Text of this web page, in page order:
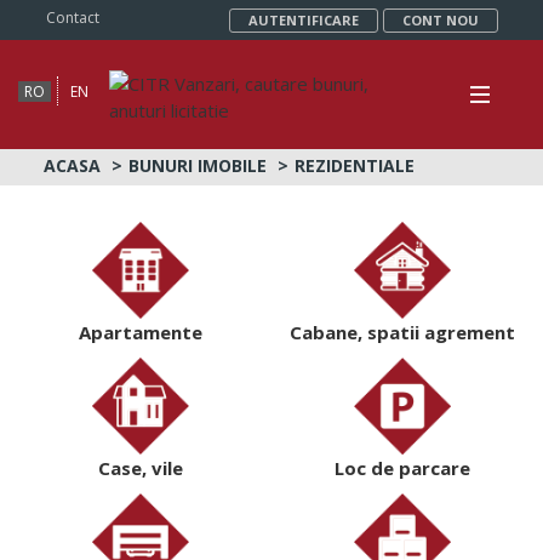
Contact AUTENTIFICARE CONT NOU
RO EN
ACASA BUNURI IMOBILE REZIDENTIALE
Apartamente Cabane, spatii agrement
Case, vile Loc de parcare